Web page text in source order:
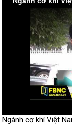
Ngành cơ khí Việt